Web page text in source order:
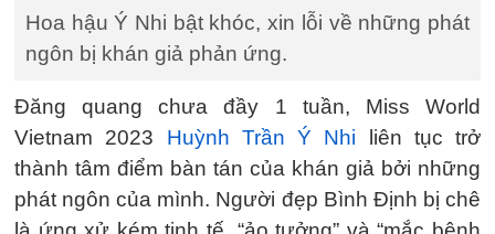
Hoa hậu Ý Nhi bật khóc, xin lỗi về những phát
ngôn bị khán giả phản ứng.
Đăng quang chưa đầy 1 tuần, Miss World
Vietnam 2023 Huỳnh Trần Ý Nhi liên tục trở
thành tâm điểm bàn tán của khán giả bởi những
phát ngôn của mình. Người đẹp Bình Định bị chê